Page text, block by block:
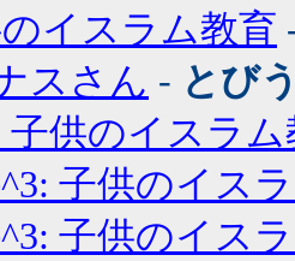
イスラム教育
スさん - とび
子供のイスラ
子供のイス
子供のイス